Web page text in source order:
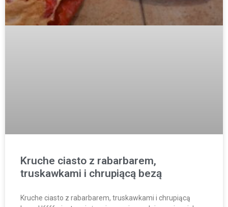
Kruche ciasto z rabarbarem,
truskawkami i chrupiącą bezą
Kruche ciasto z rabarbarem, truskawkami i chrupiącą